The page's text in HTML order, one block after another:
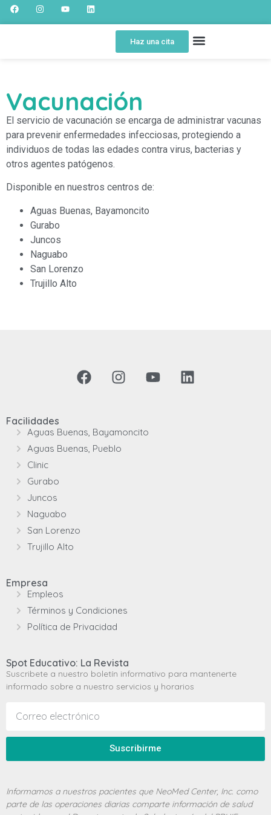
Haz una cita
Vacunación
El servicio de vacunación se encarga de administrar vacunas
para prevenir enfermedades infecciosas, protegiendo a
individuos de todas las edades contra virus, bacterias y
otros agentes patógenos.
Disponible en nuestros centros de:
Aguas Buenas, Bayamoncito
Gurabo
Juncos
Naguabo
San Lorenzo
Trujillo Alto
Facilidades
Aguas Buenas, Bayamoncito
Aguas Buenas, Pueblo
Clinic
Gurabo
Juncos
Naguabo
San Lorenzo
Trujillo Alto
Empresa
Empleos
Términos y Condiciones
Política de Privacidad
Spot Educativo: La Revista
Suscribete a nuestro boletín informativo para mantenerte
informado sobre a nuestro servicios y horarios
Suscribirme
Informamos a nuestros pacientes que NeoMed Center, Inc. como
parte de las operaciones diarias comparte información de salud